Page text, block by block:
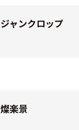
ジャンクロップ
燦楽景